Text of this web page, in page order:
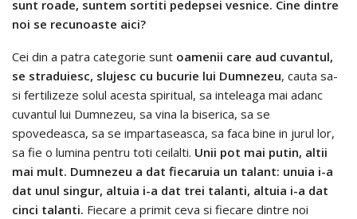
sunt roade, suntem sortiti pedepsei vesnice. Cine dintre
noi se recunoaste aici?
Cei din a patra categorie sunt oamenii care aud cuvantul,
se straduiesc, slujesc cu bucurie lui Dumnezeu, cauta sa-
si fertilizeze solul acesta spiritual, sa inteleaga mai adanc
cuvantul lui Dumnezeu, sa vina la biserica, sa se
spovedeasca, sa se impartaseasca, sa faca bine in jurul lor,
sa fie o lumina pentru toti ceilalti. Unii pot mai putin, altii
mai mult. Dumnezeu a dat fiecaruia un talant: unuia i-a
dat unul singur, altuia i-a dat trei talanti, altuia i-a dat
cinci talanti. Fiecare a primit ceva si fiecare dintre noi